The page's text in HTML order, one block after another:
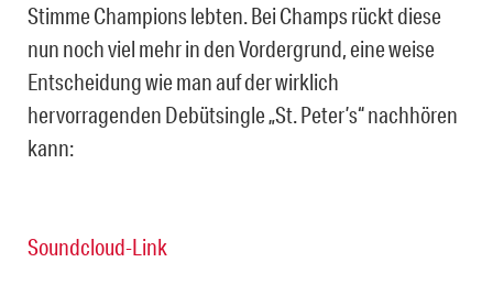
Stimme Champions lebten. Bei Champs rückt diese
nun noch viel mehr in den Vordergrund, eine weise
Entscheidung wie man auf der wirklich
hervorragenden Debütsingle „St. Peter’s“ nachhören
kann:
Soundcloud-Link